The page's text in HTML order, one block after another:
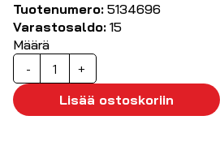
Tuotenumero: 5134696
Varastosaldo: 15
Määrä
-
DIN-
kisko
virtalähde
24VDC/3,125A/75W
+
Lisää ostoskoriin